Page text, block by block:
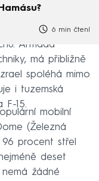
6 min čtení
Armáda
má přibližně
spoléhá mimo
i tuzemská
F-15.
mobilní
(Železná
procent střel
deset
žádné